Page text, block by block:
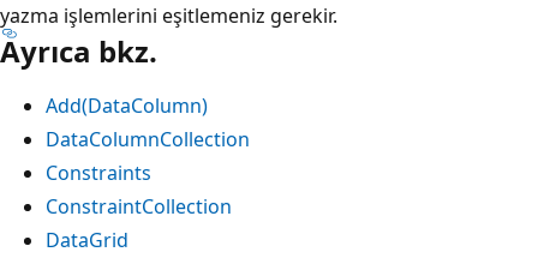
yazma işlemlerini eşitlemeniz gerekir.
Ayrıca bkz.
Add(DataColumn)
DataColumnCollection
Constraints
ConstraintCollection
DataGrid